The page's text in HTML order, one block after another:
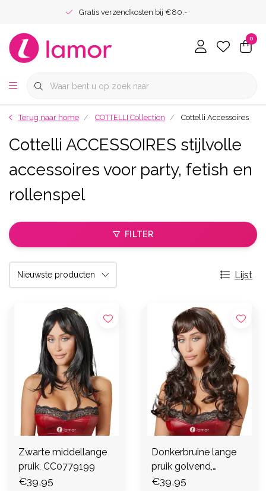
Gratis verzendkosten bij €80.-
0
Terug naar home COTTELLI Collection Cottelli Accessoires
Cottelli ACCESSOIRES stijlvolle
accessoires voor party, fetish en
rollenspel
FILTER
Lijst
Zwarte middellange
pruik, CC0779199
€39,95
Donkerbruine lange
pruik golvend,
CC0777480
€39,95